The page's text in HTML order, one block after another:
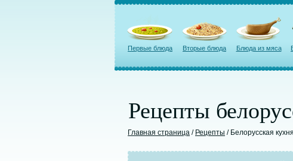
Первые блюда Вторые блюда Блюда из мяса
Рецепты
Главная страница / Рецепты / Белорусская кухня